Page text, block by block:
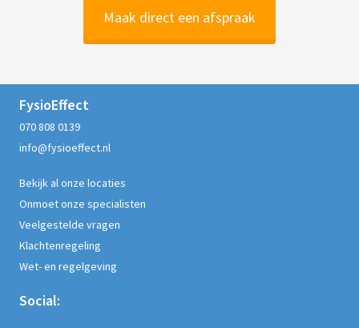
Maak direct een afspraak
FysioEffect
070 808 0139
info@fysioeffect.nl
Bekijk al onze locaties
Onmoet onze specialisten
Veelgestelde vragen
Klachtenregeling
Wet- en regelgeving
Social: